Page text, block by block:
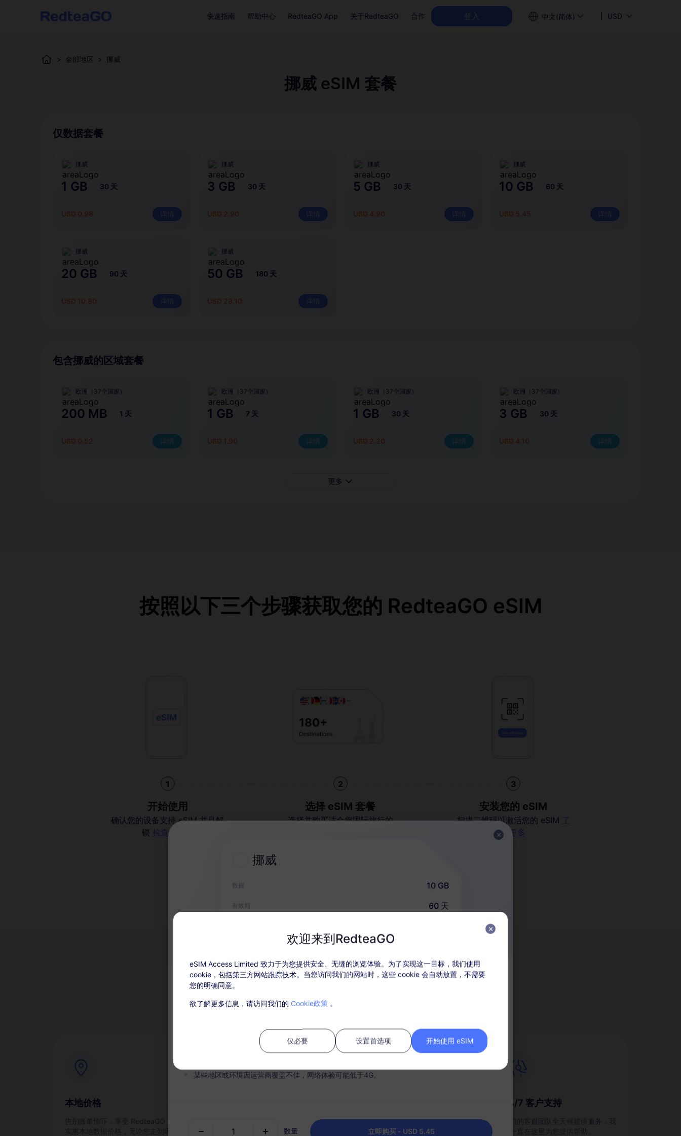
快速指南 帮助中心 RedteaGO App 关于RedteaGO 合作 登入 中文(简体) USD
> 全部地区 > 挪威
挪威 eSIM 套餐
仅数据套餐
挪威
1 GB 30 天
USD 0.98 详情
挪威
3 GB 30 天
USD 2.90 详情
挪威
5 GB 30 天
USD 4.90 详情
挪威
10 GB 60 天
USD 5.45 详情
挪威
20 GB 90 天
USD 10.80 详情
挪威
50 GB 180 天
USD 28.10 详情
包含挪威的区域套餐
欧洲（37个国家）
200 MB 1 天
USD 0.52 详情
欧洲（37个国家）
1 GB 7 天
USD 1.90 详情
欧洲（37个国家）
1 GB 30 天
USD 2.30 详情
欧洲（37个国家）
3 GB 30 天
USD 4.10 详情
更多
按照以下三个步骤获取您的 RedteaGO eSIM
1
开始使用
确认您的设备支持 eSIM 并且解
锁 检查兼容性
2
选择 eSIM 套餐
选择并购买适合您国际旅行的
3
安装您的 eSIM
扫描二维码以激活您的 eSIM
了
解更多
为什么选择 RedteaGO eSIM？
本地价格
通过手机顺利快速地激活您的 eSIM
根据需要轻松充值您的数据计划，并
为每个目的地保持一个套餐。
24/7 客户支持
挪威
数据 10 GB
有效期 60 天
本服务无需SIM卡，购买后请在30天内激活，过期未激活套餐将无法使用和退款；
在有效期内，套餐流量使用完毕，则会停止服务；
某些地区或环境因运营商覆盖不佳，网络体验可能低于4G。
数量 立即购买 - USD 5.45
欢迎来到RedteaGO
eSIM Access Limited 致力于为您提供安全、无缝的浏览体验。为了实现这一目标，我们使用
cookie，包括第三方网站跟踪技术。当您访问我们的网站时，这些 cookie 会自动放置，不需要
您的明确同意。
欲了解更多信息，请访问我们的 Cookie政策 。
仅必要 设置首选项 开始使用 eSIM